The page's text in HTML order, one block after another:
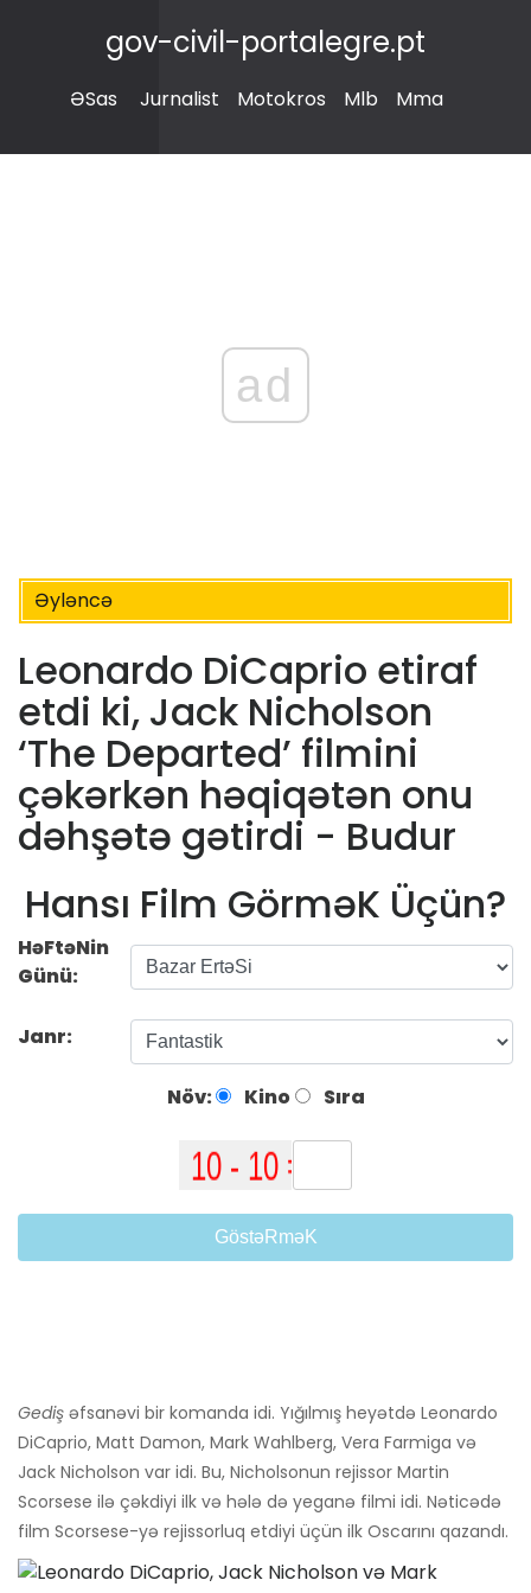
gov-civil-portalegre.pt
ƏSas Jurnalist Motokros Mlb Mma
ad
Əyləncə
Leonardo DiCaprio etiraf
etdi ki, Jack Nicholson
‘The Departed’ filmini
çəkərkən həqiqətən onu
dəhşətə gətirdi - Budur
Hansı Film GörməK Üçün?
HəFtəNin
Günü:
Janr:
Növ: Kino Sıra
GöstəRməK
Gediş əfsanəvi bir komanda idi. Yığılmış heyətdə Leonardo
DiCaprio, Matt Damon, Mark Wahlberg, Vera Farmiga və
Jack Nicholson var idi. Bu, Nicholsonun rejissor Martin
Scorsese ilə çəkdiyi ilk və hələ də yeganə filmi idi. Nəticədə
film Scorsese-yə rejissorluq etdiyi üçün ilk Oscarını qazandı.